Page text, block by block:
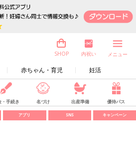
赤ちゃん・育児 妊活
SHOP 内祝い メニュー
・手続き 名づけ 出産準備 優待パス
アプリ SNS キャンペーン